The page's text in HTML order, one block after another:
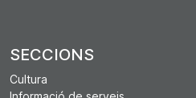
SECCIONS
Cultura